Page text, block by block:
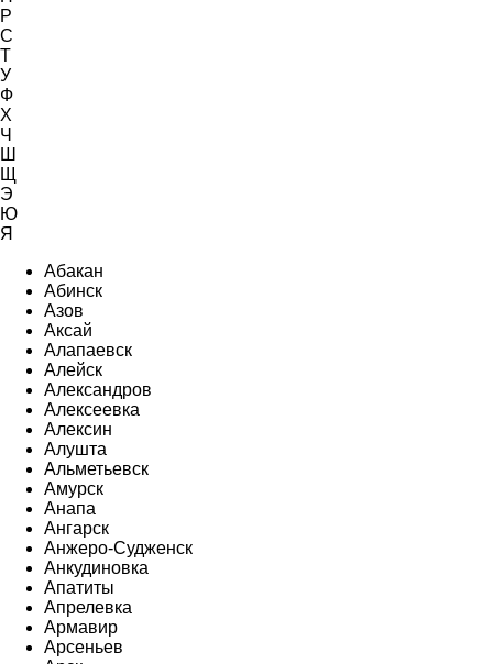
Р
С
Т
У
Ф
Х
Ч
Ш
Щ
Э
Ю
Я
Абакан
Абинск
Азов
Аксай
Алапаевск
Алейск
Александров
Алексеевка
Алексин
Алушта
Альметьевск
Амурск
Анапа
Ангарск
Анжеро-Судженск
Анкудиновка
Апатиты
Апрелевка
Армавир
Арсеньев